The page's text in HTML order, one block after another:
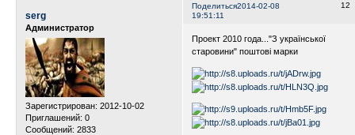
Поделиться 12
2014-02-08
19:51:11
serg
Администратор
Зарегистрирован: 2012-10-02
Приглашений: 0
Сообщений: 2833
Проект 2010 года..."З української
старовини" поштові марки